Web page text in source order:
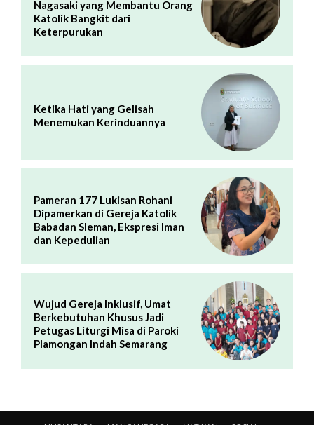
Nagasaki yang Membantu Orang
Katolik Bangkit dari
Keterpurukan
Ketika Hati yang Gelisah
Menemukan Kerinduannya
Pameran 177 Lukisan Rohani
Dipamerkan di Gereja Katolik
Babadan Sleman, Ekspresi Iman
dan Kepedulian
Wujud Gereja Inklusif, Umat
Berkebutuhan Khusus Jadi
Petugas Liturgi Misa di Paroki
Plamongan Indah Semarang